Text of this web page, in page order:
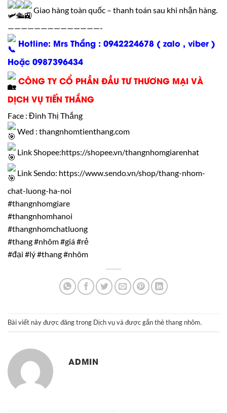
Giao hàng toàn quốc – thanh toán sau khi nhận hàng.
——————————————-
Hotline: Mrs Thắng : 0942224678 ( zalo , viber )
Hoặc 0987396434
CÔNG TY CỔ PHẦN ĐẦU TƯ THƯƠNG MẠI VÀ
DỊCH VỤ TIẾN THẮNG
Face : Đinh Thị Thắng
Wed : thangnhomtienthang.com
Link Shopee:https://shopee.vn/thangnhomgiarenhat
Link Sendo: https://www.sendo.vn/shop/thang-nhom-
chat-luong-ha-noi
#thangnhomgiare
#thangnhomhanoi
#thangnhomchatluong
#thang #nhôm#giá#rẻ
#đại #lý#thang#nhôm
Bài viết này được đăng trong Dịch vụvà được gắn thẻthang nhôm.
ADMIN